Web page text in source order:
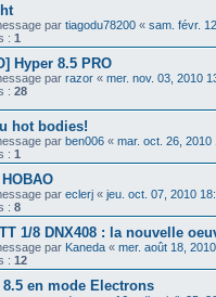
par tiagodu78200 « sam. févr.
: 1
Hyper 8.5 PRO
par razor « mer. nov. 03, 2010
: 28
hot bodies!
par ben006 « mar. oct. 26, 2010
: 1
par eclerj « jeu. oct. 07, 2010
: 8
1/8 DNX408 : la nouvelle
par Kaneda « mer. août 18,
: 12
8.5 en mode Electrons